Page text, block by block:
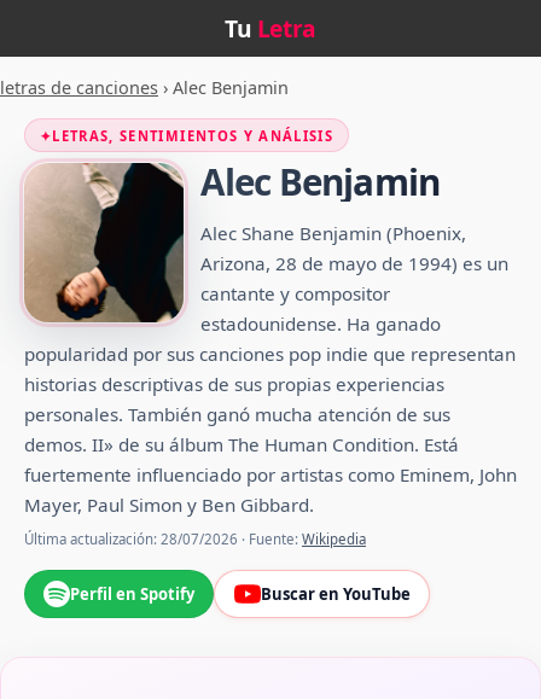
Tu Letra
letras de canciones › Alec Benjamin
✦LETRAS, SENTIMIENTOS Y ANÁLISIS
Alec Benjamin
Alec Shane Benjamin (Phoenix,
Arizona, 28 de mayo de 1994) es un
cantante y compositor
estadounidense.​ Ha ganado
popularidad por sus canciones pop indie que representan
historias descriptivas de sus propias experiencias
personales. También ganó mucha atención de sus
demos. II» de su álbum The Human Condition.​ Está
fuertemente influenciado por artistas como Eminem, John
Mayer, Paul Simon y Ben Gibbard.
Última actualización: 28/07/2026 · Fuente: Wikipedia
Perfil en Spotify Buscar en YouTube